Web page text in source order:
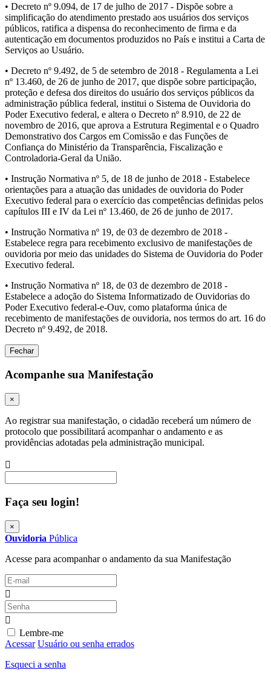
• Decreto nº 9.094, de 17 de julho de 2017 - Dispõe sobre a
simplificação do atendimento prestado aos usuários dos serviços
públicos, ratifica a dispensa do reconhecimento de firma e da
autenticação em documentos produzidos no País e institui a Carta de
Serviços ao Usuário.
• Decreto nº 9.492, de 5 de setembro de 2018 - Regulamenta a Lei
nº 13.460, de 26 de junho de 2017, que dispõe sobre participação,
proteção e defesa dos direitos do usuário dos serviços públicos da
administração pública federal, institui o Sistema de Ouvidoria do
Poder Executivo federal, e altera o Decreto nº 8.910, de 22 de
novembro de 2016, que aprova a Estrutura Regimental e o Quadro
Demonstrativo dos Cargos em Comissão e das Funções de
Confiança do Ministério da Transparência, Fiscalização e
Controladoria-Geral da União.
• Instrução Normativa nº 5, de 18 de junho de 2018 - Estabelece
orientações para a atuação das unidades de ouvidoria do Poder
Executivo federal para o exercício das competências definidas pelos
capítulos III e IV da Lei nº 13.460, de 26 de junho de 2017.
• Instrução Normativa nº 19, de 03 de dezembro de 2018 -
Estabelece regra para recebimento exclusivo de manifestações de
ouvidoria por meio das unidades do Sistema de Ouvidoria do Poder
Executivo federal.
• Instrução Normativa nº 18, de 03 de dezembro de 2018 -
Estabelece a adoção do Sistema Informatizado de Ouvidorias do
Poder Executivo federal-e-Ouv, como plataforma única de
recebimento de manifestações de ouvidoria, nos termos do art. 16 do
Decreto nº 9.492, de 2018.
Fechar
Acompanhe sua Manifestação
×
Ao registrar sua manifestação, o cidadão receberá um número de
protocolo que possibilitará acompanhar o andamento e as
providências adotadas pela administração municipal.
Faça seu login!
×
Ouvidoria Pública
Acesse para acompanhar o andamento da sua Manifestação
Lembre-me
Acessar Usuário ou senha errados
Esqueci a senha